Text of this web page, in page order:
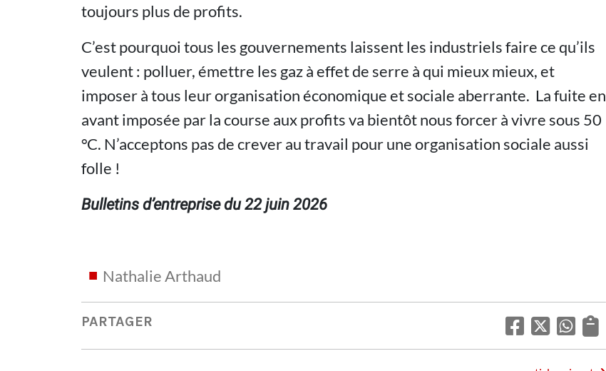
toujours plus de profits.
C’est pourquoi tous les gouvernements laissent les industriels faire ce qu’ils
veulent : polluer, émettre les gaz à effet de serre à qui mieux mieux, et
imposer à tous leur organisation économique et sociale aberrante. La fuite en
avant imposée par la course aux profits va bientôt nous forcer à vivre sous 50
°C. N’acceptons pas de crever au travail pour une organisation sociale aussi
folle !
Bulletins d’entreprise du 22 juin 2026
Nathalie Arthaud
PARTAGER